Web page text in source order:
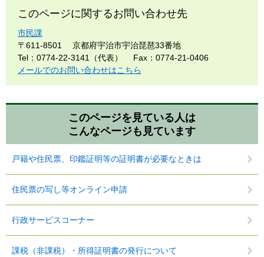
このページに関するお問い合わせ先
市民課
〒611-8501
京都府宇治市宇治琵琶33番地
Tel：0774-22-3141（代表）
Fax：0774-21-0406
メールでのお問い合わせはこちら
このページを見ている人は
こんなページも見ています
戸籍や住民票、印鑑証明等の証明書が必要なときは
住民票の写し等オンライン申請
行政サービスコーナー
課税（非課税）・所得証明書の発行について